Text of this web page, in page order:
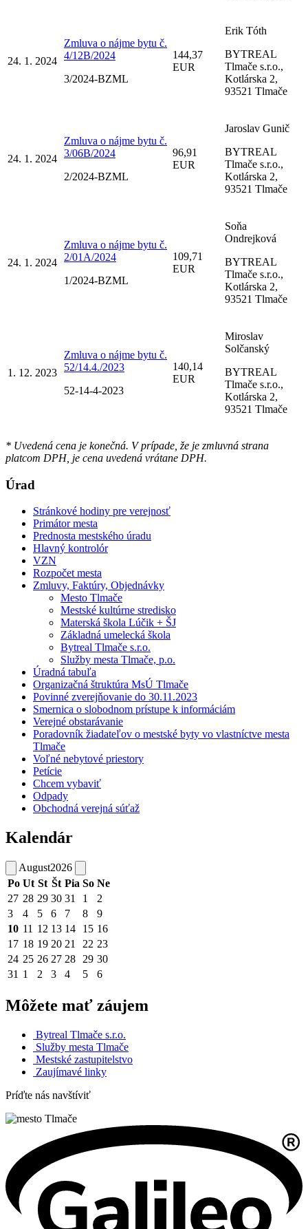
24. 1. 2024
Zmluva o nájme bytu č.
4/12B/2024
3/2024-BZML
144,37
EUR
Erik Tóth
BYTREAL
Tlmače s.r.o.,
Kotlárska 2,
93521 Tlmače
24. 1. 2024
Zmluva o nájme bytu č.
3/06B/2024
2/2024-BZML
96,91
EUR
Jaroslav Gunič
BYTREAL
Tlmače s.r.o.,
Kotlárska 2,
93521 Tlmače
24. 1. 2024
Zmluva o nájme bytu č.
2/01A/2024
1/2024-BZML
109,71
EUR
Soňa
Ondrejková
BYTREAL
Tlmače s.r.o.,
Kotlárska 2,
93521 Tlmače
1. 12. 2023
Zmluva o nájme bytu č.
52/14.4./2023
52-14-4-2023
140,14
EUR
Miroslav
Solčanský
BYTREAL
Tlmače s.r.o.,
Kotlárska 2,
93521 Tlmače
* Uvedená cena je konečná. V prípade, že je zmluvná strana
platcom DPH, je cena uvedená vrátane DPH.
Úrad
Stránkové hodiny pre verejnosť
Primátor mesta
Prednosta mestského úradu
Hlavný kontrolór
VZN
Rozpočet mesta
Zmluvy, Faktúry, Objednávky
Mesto Tlmače
Mestské kultúrne stredisko
Materská škola Lúčik + ŠJ
Základná umelecká škola
Bytreal Tlmače s.r.o.
Služby mesta Tlmače, p.o.
Úradná tabuľa
Organizačná štruktúra MsÚ Tlmače
Povinné zverejňovanie do 30.11.2023
Smernica o slobodnom prístupe k informáciám
Verejné obstarávanie
Poradovník žiadateľov o mestské byty vo vlastníctve mesta
Tlmače
Voľné nebytové priestory
Petície
Chcem vybaviť
Odpady
Obchodná verejná súťaž
Kalendár
August2026
Po Ut St Št Pia So Ne
27 28 29 30 31 1
2
3
4 5 6 7 8
9
10 11 12 13 14 15 16
17 18 19 20 21 22 23
24 25 26 27 28 29 30
31 1 2 3 4 5 6
Môžete mať záujem
Bytreal Tlmače s.r.o.
Služby mesta Tlmače
Mestské zastupitelstvo
Zaujímavé linky
Príďte nás navštíviť